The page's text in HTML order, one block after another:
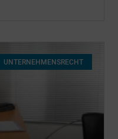
UNTERNEHMENSRECHT